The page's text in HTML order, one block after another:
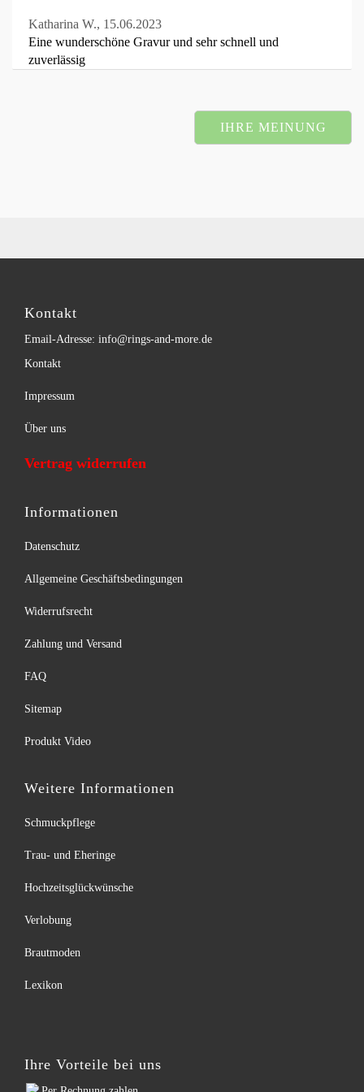
Katharina W., 15.06.2023
Eine wunderschöne Gravur und sehr schnell und
zuverlässig
IHRE MEINUNG
Kontakt
Email-Adresse: info@rings-and-more.de
Kontakt
Impressum
Über uns
Vertrag widerrufen
Informationen
Datenschutz
Allgemeine Geschäftsbedingungen
Widerrufsrecht
Zahlung und Versand
FAQ
Sitemap
Produkt Video
Weitere Informationen
Schmuckpflege
Trau- und Eheringe
Hochzeitsglückwünsche
Verlobung
Brautmoden
Lexikon
Ihre Vorteile bei uns